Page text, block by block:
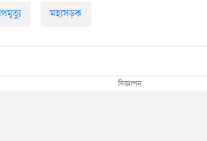
মহাসড়ক